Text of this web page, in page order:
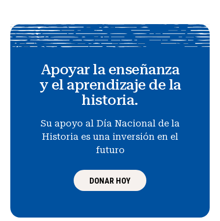
Apoyar la enseñanza
y el aprendizaje de la
historia.
Su apoyo al Día Nacional de la
Historia es una inversión en el
futuro
DONAR HOY